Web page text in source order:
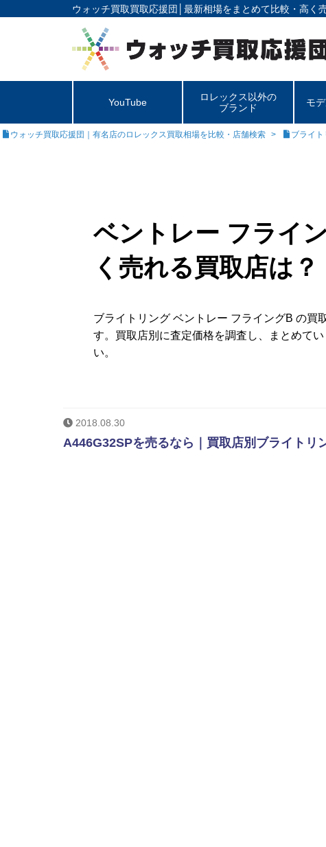
ウォッチ買取買取応援団│ 最新相場をまとめて比較・高く
YouTube
ロレックス以外の
ブランド
モ
ウォッチ買取応援団｜有名店のロレックス買取相場を比較・店舗検索 ブライ
ベントレー フライ
く売れる買取店は？
ブライトリング ベントレー フライングB の買
す。買取店別に査定価格を調査し、まとめて
い。
2018.08.30
A446G32SPを売るなら｜買取店別ブライトリ